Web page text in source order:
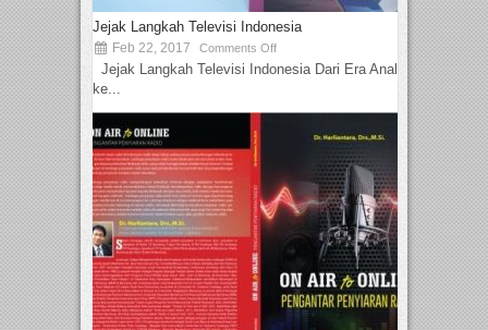
Jejak Langkah Televisi Indonesia
Feb 22, 2017 Comments Off
Jejak Langkah Televisi Indonesia Dari Era Analog
ke...